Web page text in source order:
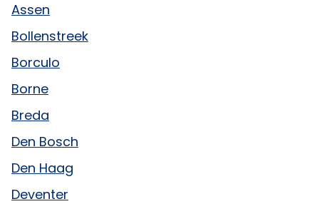
Assen
Bollenstreek
Borculo
Borne
Breda
Den Bosch
Den Haag
Deventer